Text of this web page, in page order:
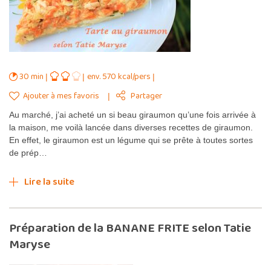
30 min
env. 570 kcal/pers
Ajouter à mes favoris
Partager
Au marché, j’ai acheté un si beau giraumon qu’une fois arrivée à
la maison, me voilà lancée dans diverses recettes de giraumon.
En effet, le giraumon est un légume qui se prête à toutes sortes
de prép…
Lire la suite
Préparation de la BANANE FRITE selon Tatie
Maryse